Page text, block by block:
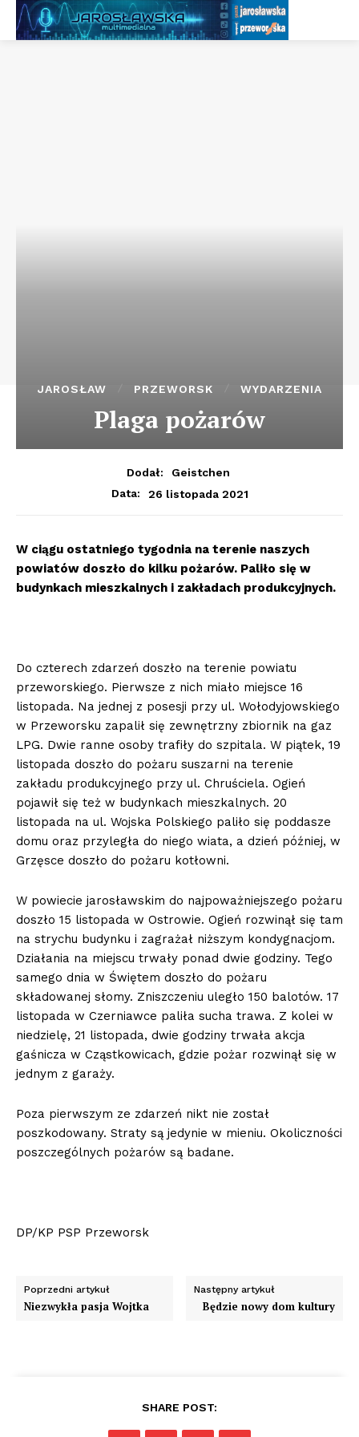
JAROSŁAW PRZEWORSK WYDARZENIA
Plaga pożarów
Dodał:
Geistchen
Data:
26 listopada 2021
W ciągu ostatniego tygodnia na terenie naszych
powiatów doszło do kilku pożarów. Paliło się w
budynkach mieszkalnych i zakładach produkcyjnych.
Do czterech zdarzeń doszło na terenie powiatu
przeworskiego. Pierwsze z nich miało miejsce 16
listopada. Na jednej z posesji przy ul. Wołodyjowskiego
w Przeworsku zapalił się zewnętrzny zbiornik na gaz
LPG. Dwie ranne osoby trafiły do szpitala. W piątek, 19
listopada doszło do pożaru suszarni na terenie
zakładu produkcyjnego przy ul. Chruściela. Ogień
pojawił się też w budynkach mieszkalnych. 20
listopada na ul. Wojska Polskiego paliło się poddasze
domu oraz przyległa do niego wiata, a dzień później, w
Grzęsce doszło do pożaru kotłowni.
W powiecie jarosławskim do najpoważniejszego pożaru
doszło 15 listopada w Ostrowie. Ogień rozwinął się tam
na strychu budynku i zagrażał niższym kondygnacjom.
Działania na miejscu trwały ponad dwie godziny. Tego
samego dnia w Świętem doszło do pożaru
składowanej słomy. Zniszczeniu uległo 150 balotów. 17
listopada w Czerniawce paliła sucha trawa. Z kolei w
niedzielę, 21 listopada, dwie godziny trwała akcja
gaśnicza w Cząstkowicach, gdzie pożar rozwinął się w
jednym z garaży.
Poza pierwszym ze zdarzeń nikt nie został
poszkodowany. Straty są jedynie w mieniu. Okoliczności
poszczególnych pożarów są badane.
DP/KP PSP Przeworsk
Poprzedni artykuł
Niezwykła pasja Wojtka
Następny artykuł
Będzie nowy dom kultury
SHARE POST: